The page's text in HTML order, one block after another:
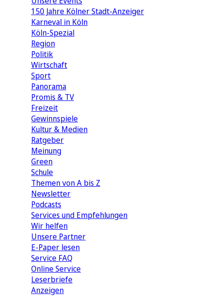
150 Jahre Kölner Stadt-Anzeiger
Karneval in Köln
Köln-Spezial
Region
Politik
Wirtschaft
Sport
Panorama
Promis & TV
Freizeit
Gewinnspiele
Kultur & Medien
Ratgeber
Meinung
Green
Schule
Themen von A bis Z
Newsletter
Podcasts
Services und Empfehlungen
Wir helfen
Unsere Partner
E-Paper lesen
Service FAQ
Online Service
Leserbriefe
Anzeigen